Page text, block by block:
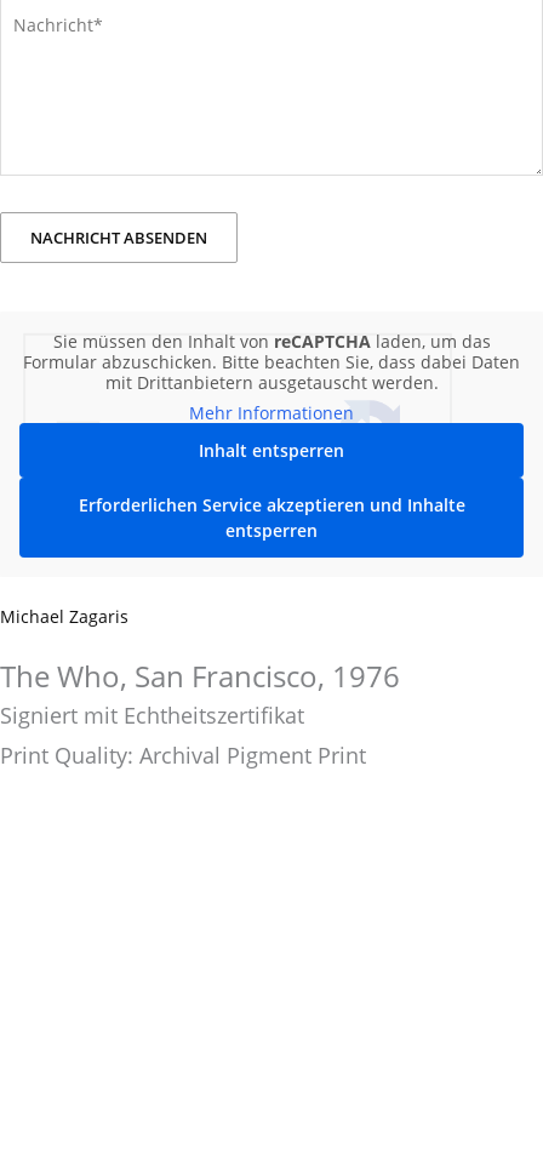
Sie müssen den Inhalt von reCAPTCHAladen, um das
Formular abzuschicken. Bitte beachten Sie, dass dabei Daten
mit Drittanbietern ausgetauscht werden.
Mehr Informationen
Inhalt entsperren
Erforderlichen Service akzeptieren und Inhalte
entsperren
Michael Zagaris
The Who, San Francisco, 1976
Signiert mit Echtheitszertifikat
Print Quality: Archival Pigment Print